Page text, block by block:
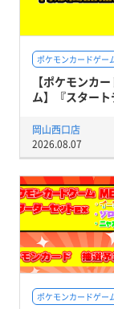
ポケモンカードゲー
【ポケモンカ
ム】『スター
岡山西口店
2026.08.07
ポケモンカードゲー